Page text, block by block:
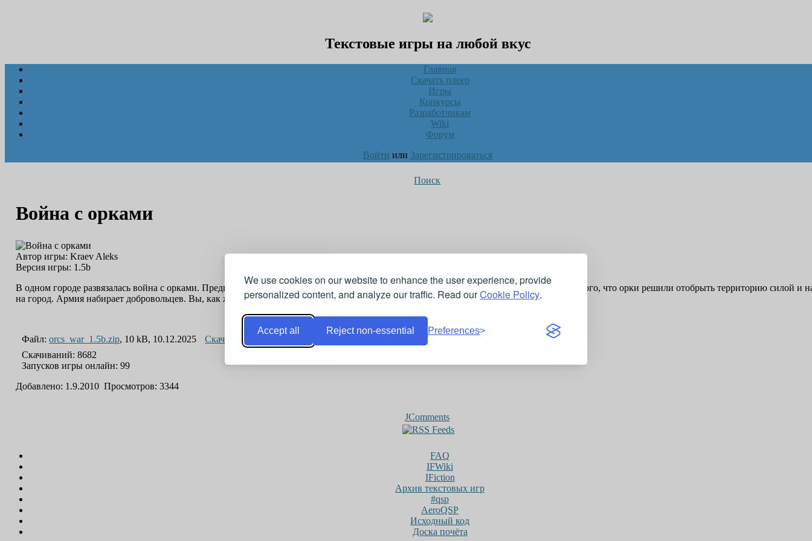
We use cookies on our website to enhance the user experience, provide
personalized content, and analyze our traffic. Read ourCookie Policy.
Accept all Reject non-essential Preferences
Текстовые игры на любой вкус
Главная
Скачать плеер
Игры
Конкурсы
Разработчикам
Wiki
Форум
Войти или Зарегистрироваться
Поиск
Война с орками
Автор игры: Kraev Aleks
Версия игры: 1.5b
В одном городе развязалась война с орками. Предпосылкой к войне стал долгий раздел территории на острове. Однажды это дошло до того, что орки решили отобрыть территорию силой и
на город. Армия набирает добровольцев. Вы, как житель этого города должны выступить против орков.
Файл:orcs_war_1.5b.zip, 10 kB, 10.12.2025 Скачать
Играть онлайн
Скачиваний: 8682
Запусков игры онлайн: 99
Добавлено: 1.9.2010 Просмотров: 3344
JComments
FAQ
IFWiki
IFiction
Архив текстовых игр
#qsp
AeroQSP
Исходный код
Доска почёта